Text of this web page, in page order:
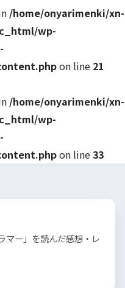
/home/onyarimenki/xn-
wp-
on line 21
/home/onyarimenki/xn-
wp-
on line33
マー」を読んだ感想・レ